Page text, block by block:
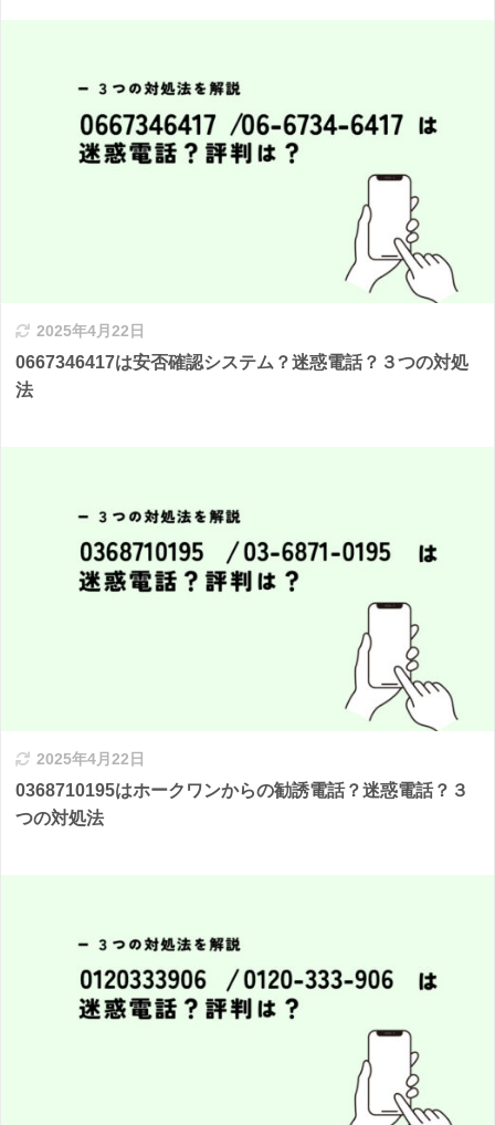
2025年4月22日
0667346417は安否確認システム？迷惑電話？３つの対処
法
2025年4月22日
0368710195はホークワンからの勧誘電話？迷惑電話？３
つの対処法